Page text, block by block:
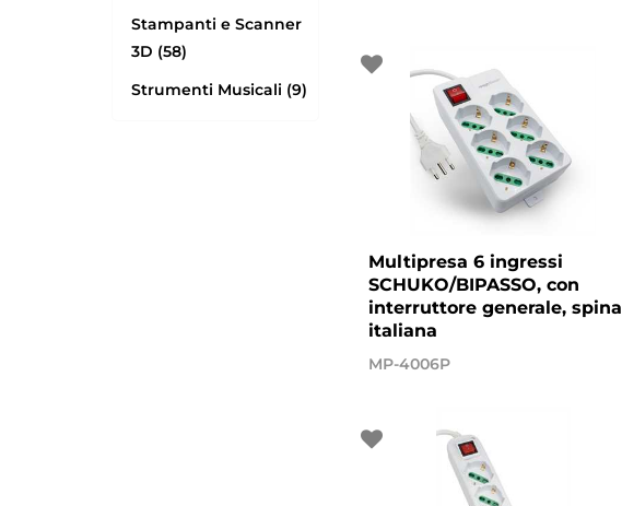
Stampanti e Scanner
3D (58)
Strumenti Musicali (9)
Multipresa 6 ingressi
SCHUKO/BIPASSO, con
interruttore generale, spina
italiana
MP-4006P